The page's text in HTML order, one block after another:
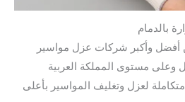
بالدمام
أفضل وأكبر شركات عزل مواسير
وعلى مستوى المملكة العربية
لعزل وتغليف المواسير بأعلى